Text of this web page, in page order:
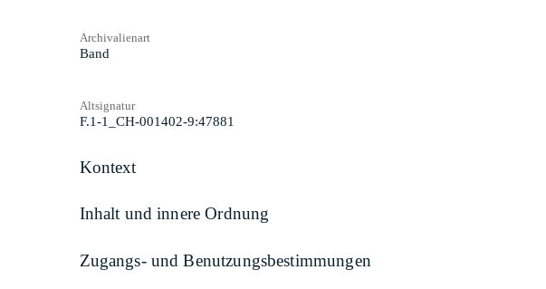
Archivalienart
Band
Altsignatur
F.1-1_CH-001402-9:47881
Kontext
Inhalt und innere Ordnung
Zugangs- und Benutzungsbestimmungen